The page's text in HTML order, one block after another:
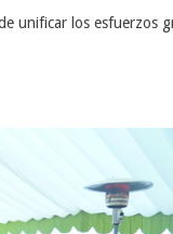
unificar los esfuerzos